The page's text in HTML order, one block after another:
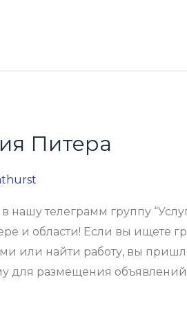
Питера
нашу телеграмм группу
и области! Если вы ищете
или найти работу, вы
для размещения объявлений